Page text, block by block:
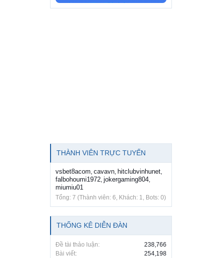
THÀNH VIÊN TRỰC TUYẾN
vsbet8acom cavavn hitclubvinhunet
falbohoumi1972 jokergaming804
miumiu01
Tổng: 7 (Thành viên: 6, Khách: 1, Bots: 0)
THỐNG KÊ DIỄN ĐÀN
Đề tài thảo luận:
238,766
Bài viết:
254,198